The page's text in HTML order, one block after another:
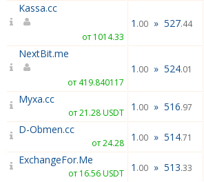
Kassa.cc
от 1014.33
1 .00 » 527.44
NextBit.me
от 419.840117
1 .00 » 524.01
Myxa.cc
от 21.28 USDT 1 .00 » 516.97
D-Obmen.cc
от 24.28 1 .00 » 514.71
ExchangeFor.Me
от 16.56 USDT 1 .00 » 513.33